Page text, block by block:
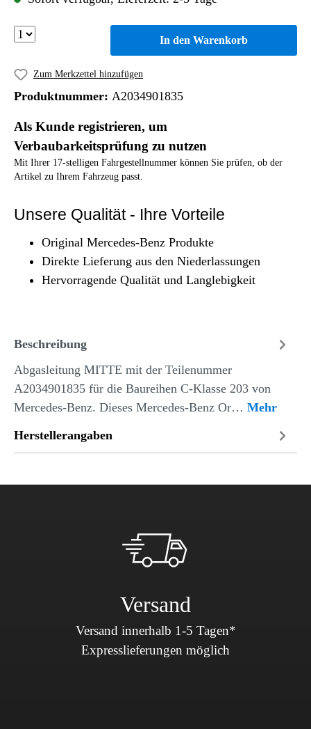
In den Warenkorb
Zum Merkzettel hinzufügen
Produktnummer: A2034901835
Als Kunde registrieren, um
Verbaubarkeitsprüfung zu nutzen
Mit Ihrer 17-stelligen Fahrgestellnummer können Sie prüfen, ob der
Artikel zu Ihrem Fahrzeug passt.
Unsere Qualität - Ihre Vorteile
Original Mercedes-Benz Produkte
Direkte Lieferung aus den Niederlassungen
Hervorragende Qualität und Langlebigkeit
Beschreibung
Abgasleitung MITTE mit der Teilenummer
A2034901835 für die Baureihen C-Klasse 203 von
Mercedes-Benz. Dieses Mercedes-Benz Or… Mehr
Herstellerangaben
Versand
Versand innerhalb 1-5 Tagen*
Expresslieferungen möglich